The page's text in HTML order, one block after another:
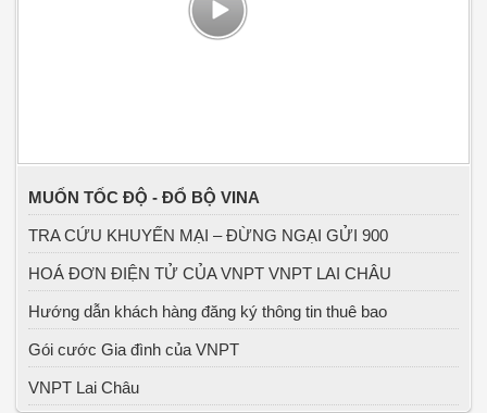
MUỐN TỐC ĐỘ - ĐỔ BỘ VINA
TRA CỨU KHUYẾN MẠI – ĐỪNG NGẠI GỬI 900
HOÁ ĐƠN ĐIỆN TỬ CỦA VNPT VNPT LAI CHÂU
Hướng dẫn khách hàng đăng ký thông tin thuê bao
Gói cước Gia đình của VNPT
VNPT Lai Châu